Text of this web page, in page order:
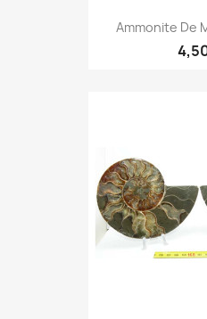
Ammonite De